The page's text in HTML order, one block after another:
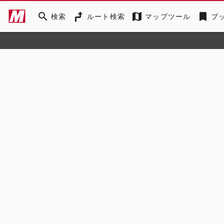
search 検索 ルート検索 map マップツール bookmark ブ